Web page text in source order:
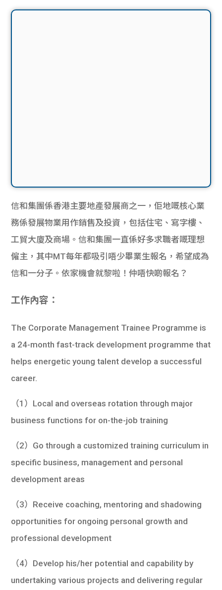
信和集團係香港主要地產發展商之一，佢地嘅核心業
務係發展物業用作銷售及投資，包括住宅、寫字樓、
工貿大廈及商場。信和集團一直係好多求職者嘅理想
僱主，其中MT每年都吸引唔少畢業生報名，希望成為
信和一分子。依家機會就黎啦！仲唔快啲報名？
工作內容：
The Corporate Management Trainee Programme is
a 24-month fast-track development programme that
helps energetic young talent develop a successful
career.
（1）Local and overseas rotation through major
business functions for on-the-job training
（2）Go through a customized training curriculum in
specific business, management and personal
development areas
（3）Receive coaching, mentoring and shadowing
opportunities for ongoing personal growth and
professional development
（4）Develop his/her potential and capability by
undertaking various projects and delivering regular